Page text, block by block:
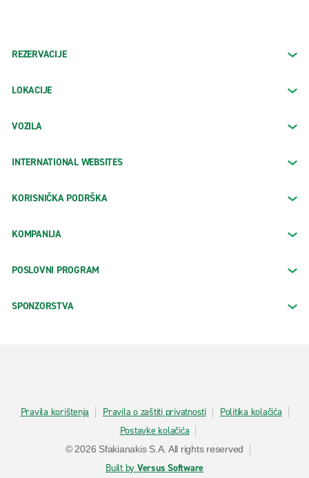
REZERVACIJE
LOKACIJE
VOZILA
INTERNATIONAL WEBSITES
KORISNIČKA PODRŠKA
KOMPANIJA
POSLOVNI PROGRAM
SPONZORSTVA
Pravila korištenja Pravila o zaštiti privatnosti
Politika kolačića
Postavke kolačića
© 2026 Sfakianakis S.A. All rights reserved
Built by Versus Software